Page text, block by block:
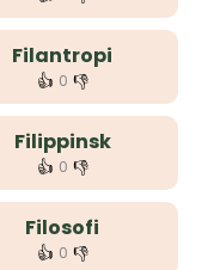
Filantropi
👍 0 👎
Filippinsk
👍 0 👎
Filosofi
👍 0 👎